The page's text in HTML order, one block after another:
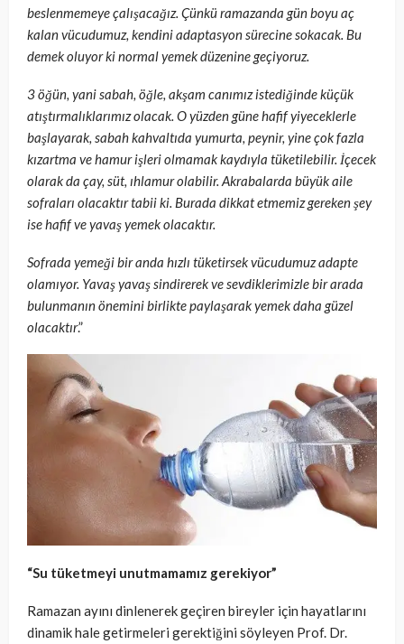
beslenmemeye çalışacağız. Çünkü ramazanda gün boyu aç
kalan vücudumuz, kendini adaptasyon sürecine sokacak. Bu
demek oluyor ki normal yemek düzenine geçiyoruz.
3 öğün, yani sabah, öğle, akşam canımız istediğinde küçük
atıştırmalıklarımız olacak. O yüzden güne hafif yiyeceklerle
başlayarak, sabah kahvaltıda yumurta, peynir, yine çok fazla
kızartma ve hamur işleri olmamak kaydıyla tüketilebilir. İçecek
olarak da çay, süt, ıhlamur olabilir. Akrabalarda büyük aile
sofraları olacaktır tabii ki. Burada dikkat etmemiz gereken şey
ise hafif ve yavaş yemek olacaktır.
Sofrada yemeği bir anda hızlı tüketirsek vücudumuz adapte
olamıyor. Yavaş yavaş sindirerek ve sevdiklerimizle bir arada
bulunmanın önemini birlikte paylaşarak yemek daha güzel
olacaktır.”
“Su tüketmeyi unutmamamız gerekiyor”
Ramazan ayını dinlenerek geçiren bireyler için hayatlarını
dinamik hale getirmeleri gerektiğini söyleyen Prof. Dr.